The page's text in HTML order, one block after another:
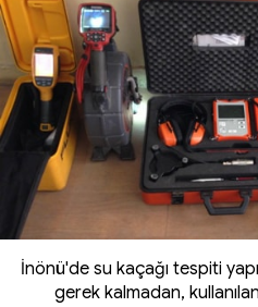
İnönü'de su kaçağı tespiti
gerek kalmadan,